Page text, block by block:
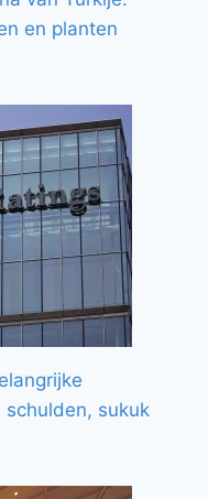
en planten
sukuk